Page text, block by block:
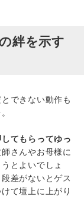
絆を示す
できない動作も
てもらってゆっ
さんやお母様に
とよいでしょ
差がないとゲス
て壇上に上がり